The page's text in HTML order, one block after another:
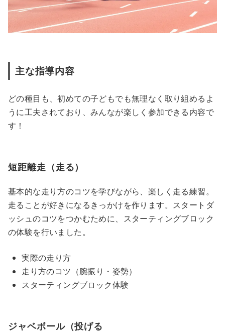
主な指導内容
どの種目も、初めての子どもでも無理なく取り組めるよ
うに工夫されており、みんなが楽しく参加できる内容で
す！
短距離走（走る）
基本的な走り方のコツを学びながら、楽しく走る練習。
走ることが好きになるきっかけを作ります。スタートダ
ッシュのコツをつかむために、スターティングブロック
の体験を行いました。
実際の走り方
走り方のコツ（腕振り・姿勢）
スターティングブロック体験
ジャベボール（投げる